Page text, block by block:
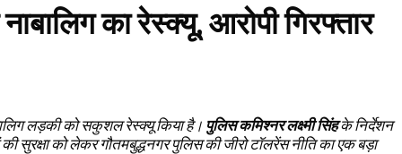
का रेस्क्यू, आरोपी गिरफ्तार
लड़की को सकुशल रेस्क्यू किया है। पुलिस कमिश्नर लक्ष्मी सिंहके निर्देशन
को लेकर गौतमबुद्धनगर पुलिस की जीरो टॉलरेंस नीति का एक बड़ा